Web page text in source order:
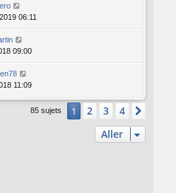
06:11
09:00
11:09
85 sujets 1 2 3 4
Aller